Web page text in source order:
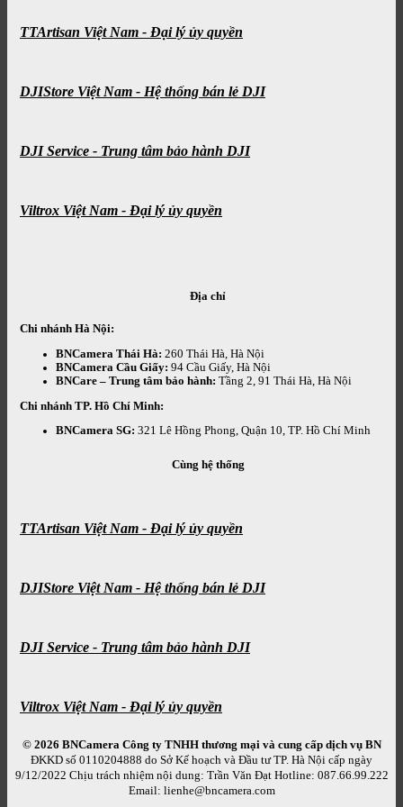
TTArtisan Việt Nam - Đại lý ủy quyền
DJIStore Việt Nam - Hệ thống bán lẻ DJI
DJI Service - Trung tâm bảo hành DJI
Viltrox Việt Nam - Đại lý ủy quyền
Địa chỉ
Chi nhánh Hà Nội:
BNCamera Thái Hà: 260 Thái Hà, Hà Nội
BNCamera Cầu Giấy: 94 Cầu Giấy, Hà Nội
BNCare – Trung tâm bảo hành: Tầng 2, 91 Thái Hà, Hà Nội
Chi nhánh TP. Hồ Chí Minh:
BNCamera SG: 321 Lê Hồng Phong, Quận 10, TP. Hồ Chí Minh
Cùng hệ thống
TTArtisan Việt Nam - Đại lý ủy quyền
DJIStore Việt Nam - Hệ thống bán lẻ DJI
DJI Service - Trung tâm bảo hành DJI
Viltrox Việt Nam - Đại lý ủy quyền
© 2026 BNCamera Công ty TNHH thương mại và cung cấp dịch vụ BN
ĐKKD số 0110204888 do Sở Kế hoạch và Đầu tư TP. Hà Nội cấp ngày
9/12/2022 Chịu trách nhiệm nội dung: Trần Văn Đạt Hotline: 087.66.99.222
Email: lienhe@bncamera.com